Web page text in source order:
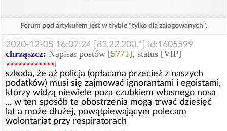
Forum pod artykułem jest w trybie "tylko dla zalogowanych".
2020-12-05 16:07:24 [83.22.200.*] id:1605599
chrząszcz: Napisał postów [5771], status [VIP]
szkoda, że aż policja (opłacana przecież z naszych
podatków) musi się zajmować ignorantami i egoistami,
którzy widzą niewiele poza czubkiem własnego nosa
... w ten sposób te obostrzenia mogą trwać dziesięć
lat a może dłużej, powątpiewającym polecam
wolontariat przy respiratorach